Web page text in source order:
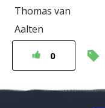
Thomas van
Aalten
0